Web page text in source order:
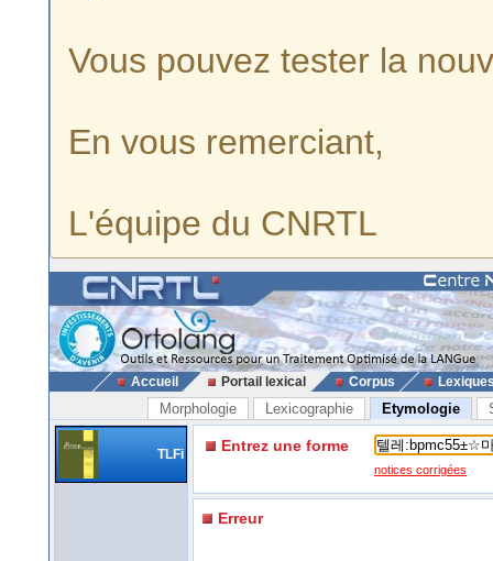
Vous pouvez tester la
En vous remerciant,
L'équipe du CNRTL
Accueil Portail lexical Corpus
Morphologie Lexicographie Etymologie
TLFi Entrez une forme
notices corrigées
Erreur